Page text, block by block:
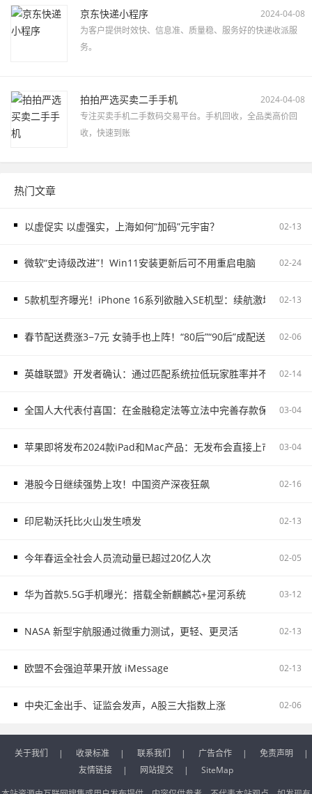
京东快递小程序
2024-04-08
为客户提供时效快、信息准、质量稳、服务好的快递收派服
务。
拍拍严选买卖二手手机
2024-04-08
专注买卖手机二手数码交易平台。手机回收，全品类高价回
收，快速到账
热门文章
以虚促实 以虚强实，上海如何“加码”元宇宙？ 02-13
微软“史诗级改进”！Win11安装更新后可不用重启电脑 02-24
5款机型齐曝光！iPhone 16系列欲融入SE机型：续航激增、8G内
02-13
春节配送费涨3−7元 女骑手也上阵！“80后”“90后”成配送主力02-06
英雄联盟》开发者确认：通过匹配系统拉低玩家胜率并不存在02-14
全国人大代表付喜国：在金融稳定法等立法中完善存款保险制度
03-04
苹果即将发布2024款iPad和Mac产品：无发布会直接上市 03-04
港股今日继续强势上攻！中国资产深夜狂飙 02-16
印尼勒沃托比火山发生喷发 02-13
今年春运全社会人员流动量已超过20亿人次 02-05
华为首款5.5G手机曝光：搭载全新麒麟芯+星河系统 03-12
NASA 新型宇航服通过微重力测试，更轻、更灵活 02-13
欧盟不会强迫苹果开放 iMessage 02-13
中央汇金出手、证监会发声，A股三大指数上涨 02-06
关于我们 | 收录标准 | 联系我们 | 广告合作 | 免责声明
|
友情链接
| 网站提交 |
SiteMap